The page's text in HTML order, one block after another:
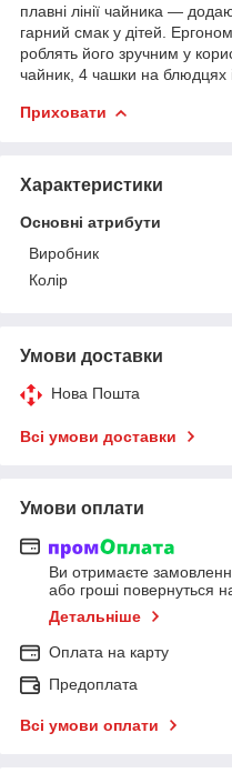
плавні лінії чайника —
гарний смак у дітей.
роблять його зручним у
чайник, 4 чашки на блюдцях
Приховати
Характеристики
Основні атрибути
Виробник
Колір
Умови доставки
Нова Пошта
Всі умови доставки
Умови оплати
Ви отримаєте
або гроші повернуться
Детальніше
Оплата на карту
Предоплата
Всі умови оплати